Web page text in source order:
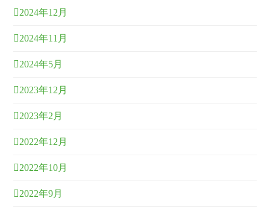
2024年12月
2024年11月
2024年5月
2023年12月
2023年2月
2022年12月
2022年10月
2022年9月